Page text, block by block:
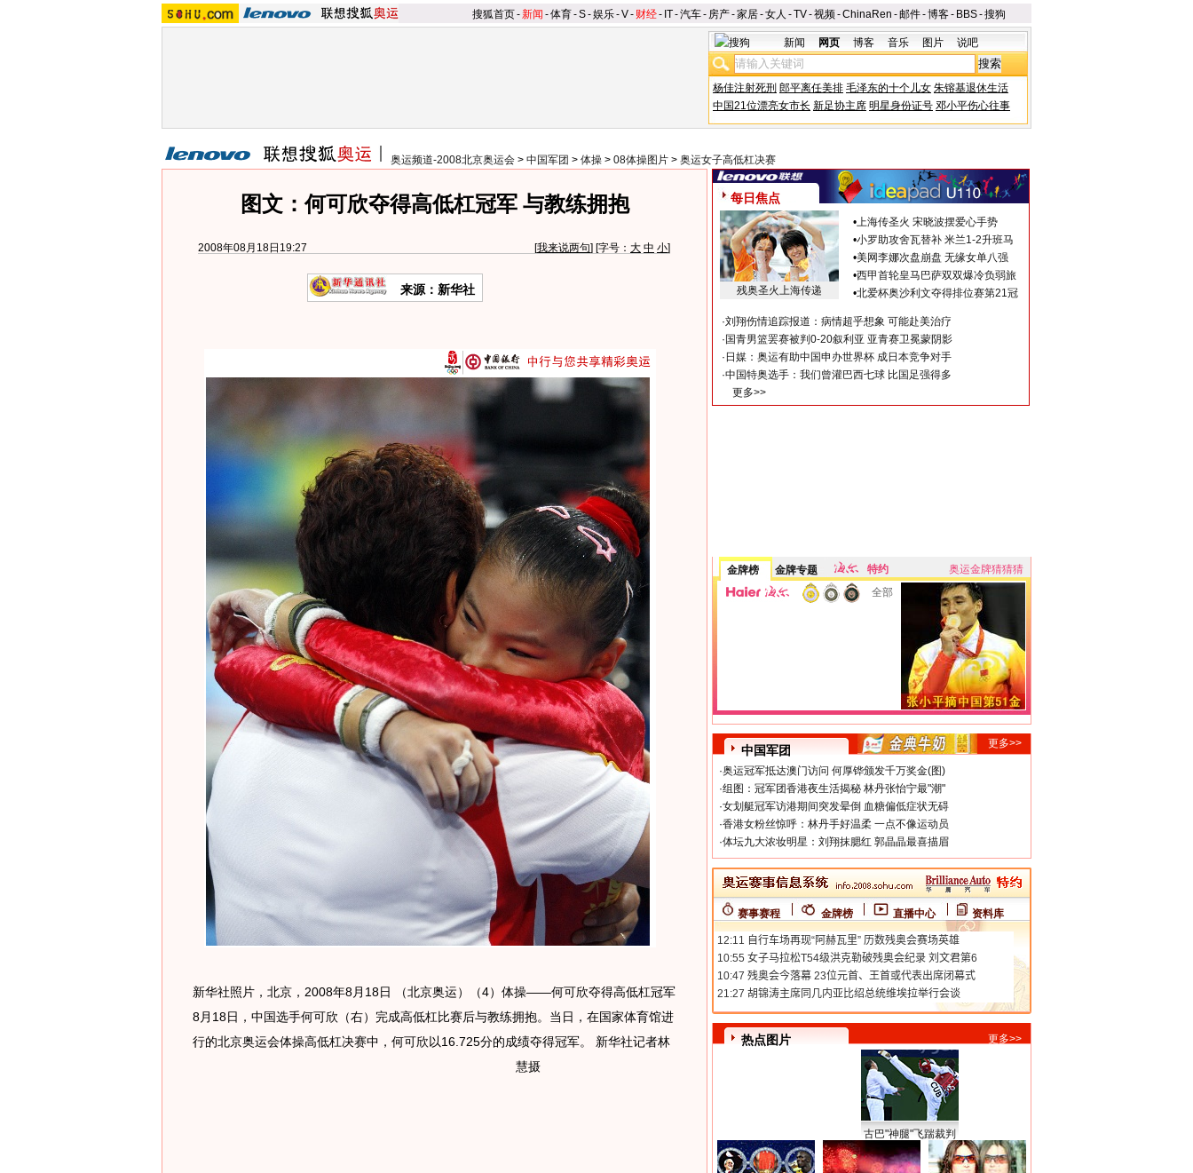
搜狐首页-新闻 -体育-S-娱乐-V- 财经- IT-汽车- 房产-家居-女人 -TV-视频-ChinaRen -邮件-博客- BBS-搜狗
新闻 网页 博客 音乐 图片 说吧
杨佳注射死刑 郎平离任美排 毛泽东的十个儿女 朱镕基退休生活
中国21位漂亮女市长 新足协主席 明星身份证号 邓小平伤心往事
奥运频道-2008北京奥运会 > 中国军团 > 体操 > 08体操图片 > 奥运女子高低杠决赛
图文：何可欣夺得高低杠冠军 与教练拥抱
2008年08月18日19:27 [我来说两句] [字号： 大 中 小]
来源：新华社
新华社照片，北京，2008年8月18日 （北京奥运）（4）体操——何可欣夺得高低杠冠军
8月18日，中国选手何可欣（右）完成高低杠比赛后与教练拥抱。当日，在国家体育馆进
行的北京奥运会体操高低杠决赛中，何可欣以16.725分的成绩夺得冠军。 新华社记者林
慧摄
每日焦点
残奥圣火上海传递
•上海传圣火 宋晓波摆爱心手势
•小罗助攻舍瓦替补 米兰1-2升班马
•美网李娜次盘崩盘 无缘女单八强
•西甲首轮皇马巴萨双双爆冷负弱旅
•北爱杯奥沙利文夺得排位赛第21冠
·刘翔伤情追踪报道：病情超乎想象 可能赴美治疗
· 国青男篮罢赛被判0-20叙利亚 亚青赛卫冕蒙阴影
· 日媒：奥运有助中国申办世界杯 成日本竞争对手
·中国特奥选手：我们曾灌巴西七球 比国足强得多
更多>>
金牌榜 金牌专题 特约
奥运金牌猜猜猜
全部
中国军团
更多>>
·奥运冠军抵达澳门访问 何厚铧颁发千万奖金(图)
·组图：冠军团香港夜生活揭秘 林丹张怡宁最"潮"
·女划艇冠军访港期间突发晕倒 血糖偏低症状无碍
·香港女粉丝惊呼：林丹手好温柔 一点不像运动员
·体坛九大浓妆明星：刘翔抹腮红 郭晶晶最喜描眉
赛事赛程 金牌榜 直播中心 资料库
热点图片 更多>>
古巴"神腿"飞踹裁判